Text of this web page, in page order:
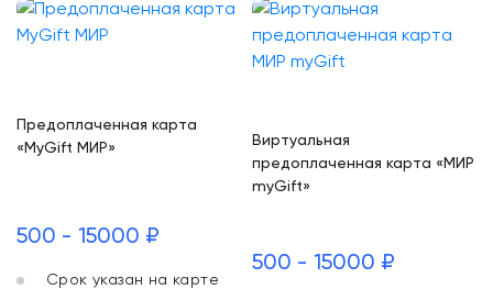
Предоплаченная карта
«MyGift МИР»
500 - 15000 ₽
Срок указан на карте
Виртуальная
предоплаченная карта «МИР
myGift»
500 - 15000 ₽